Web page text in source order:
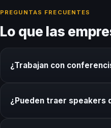
PREGUNTAS FRECUENTES
Lo que las
¿Trabajan con
speakers de otras ciudades
¿Pueden traer speakers